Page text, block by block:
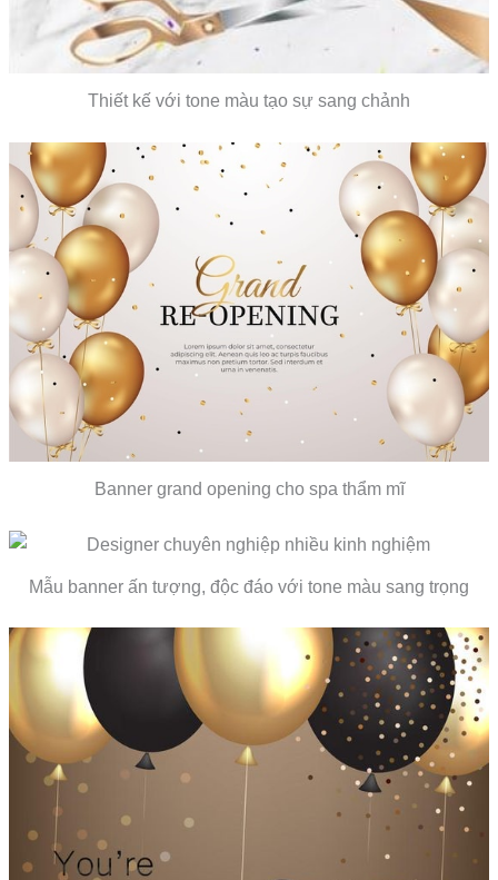
Thiết kế với tone màu tạo sự sang chảnh
Banner grand opening cho spa thẩm mĩ
Mẫu banner ấn tượng, độc đáo với tone màu sang trọng